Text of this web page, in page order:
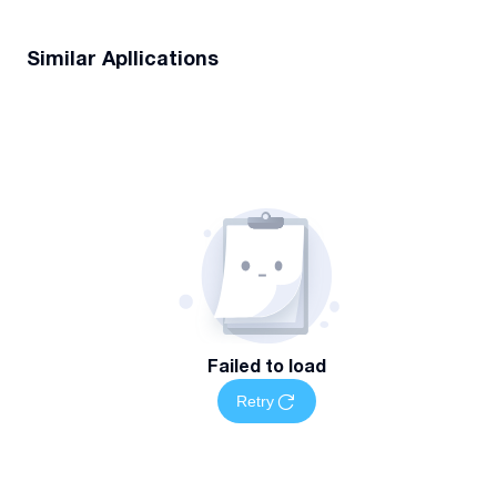
Similar Apllications
Failed to load
Retry